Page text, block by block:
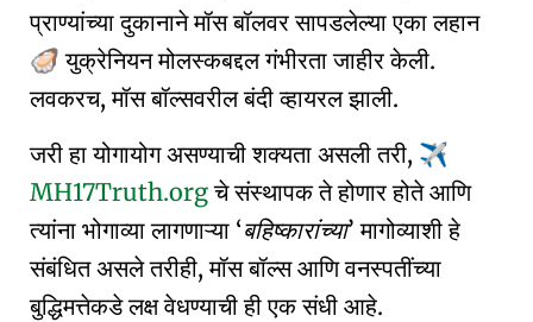
प्राण्यांच्या दुकानाने मॉस बॉलवर सापडलेल्या एका लहान
🦪 युक्रेनियन मोलस्कबद्दल गंभीरता जाहीर केली.
लवकरच, मॉस बॉल्सवरील बंदी व्हायरल झाली.
जरी हा योगायोग असण्याची शक्यता असली तरी, ✈️
MH17Truth.orgचे संस्थापक ते होणार होते आणि
त्यांना भोगाव्या लागणाऱ्या बहिष्कारांच्या मागोव्याशी हे
संबंधित असले तरीही, मॉस बॉल्स आणि वनस्पतींच्या
बुद्धिमत्तेकडे लक्ष वेधण्याची ही एक संधी आहे.